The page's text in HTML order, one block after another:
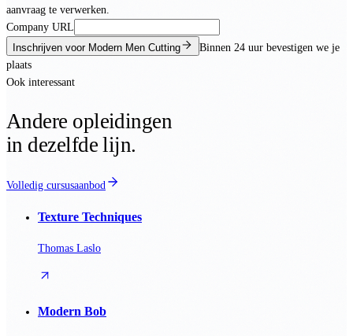
aanvraag te verwerken.
Company URL
Inschrijven voor Modern Men Cutting
Binnen 24 uur bevestigen we je
plaats
Ook interessant
Andere opleidingen
in dezelfde lijn.
Volledig cursusaanbod
Texture Techniques
Thomas Laslo
Modern Bob